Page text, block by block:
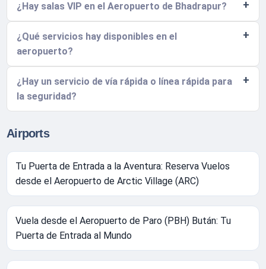
¿Hay salas VIP en el Aeropuerto de Bhadrapur?
¿Qué servicios hay disponibles en el
aeropuerto?
¿Hay un servicio de vía rápida o línea rápida para
la seguridad?
Airports
Tu Puerta de Entrada a la Aventura: Reserva Vuelos
desde el Aeropuerto de Arctic Village (ARC)
Vuela desde el Aeropuerto de Paro (PBH) Bután: Tu
Puerta de Entrada al Mundo